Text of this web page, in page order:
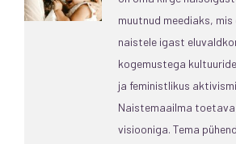
muutnud meediaks,
naistele igast
kogemustega
ja feministlikus
Naistemaailma
visiooniga. Tema